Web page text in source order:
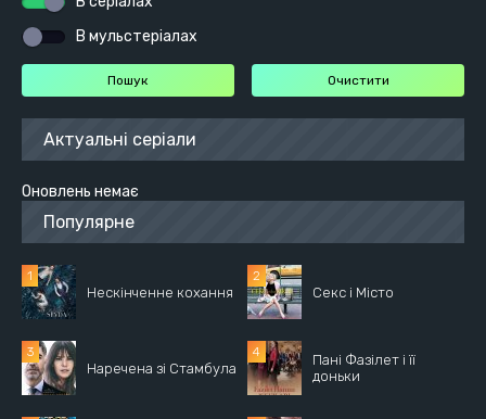
В мульстеріалах
Актуальні серіали
Оновлень немає
Популярне
Нескінченне кохання Секс і Місто
Наречена зі Стамбула
Пані Фазілет і її
доньки